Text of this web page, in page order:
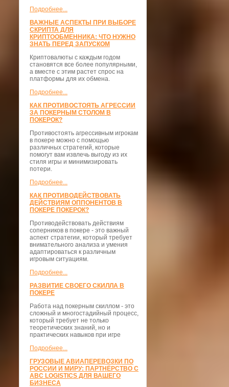
Подробнее...
ВАЖНЫЕ АСПЕКТЫ ПРИ ВЫБОРЕ
СКРИПТА ДЛЯ
КРИПТООБМЕННИКА: ЧТО НУЖНО
ЗНАТЬ ПЕРЕД ЗАПУСКОМ
Криптовалюты с каждым годом
становятся все более популярными,
а вместе с этим растет спрос на
платформы для их обмена.
Подробнее...
КАК ПРОТИВОСТОЯТЬ АГРЕССИИ
ЗА ПОКЕРНЫМ СТОЛОМ В
ПОКЕРОК?
Противостоять агрессивным игрокам
в покере можно с помощью
различных стратегий, которые
помогут вам извлечь выгоду из их
стиля игры и минимизировать
потери.
Подробнее...
КАК ПРОТИВОДЕЙСТВОВАТЬ
ДЕЙСТВИЯМ ОППОНЕНТОВ В
ПОКЕРЕ ПОКЕРОК?
Противодействовать действиям
соперников в покере - это важный
аспект стратегии, который требует
внимательного анализа и умения
адаптироваться к различным
игровым ситуациям.
Подробнее...
РАЗВИТИЕ СВОЕГО СКИЛЛА В
ПОКЕРЕ
Работа над покерным скиллом - это
сложный и многостадийный процесс,
который требует не только
теоретических знаний, но и
практических навыков при игре
Подробнее...
ГРУЗОВЫЕ АВИАПЕРЕВОЗКИ ПО
РОССИИ И МИРУ: ПАРТНЁРСТВО С
ABC LOGISTICS ДЛЯ ВАШЕГО
БИЗНЕСА